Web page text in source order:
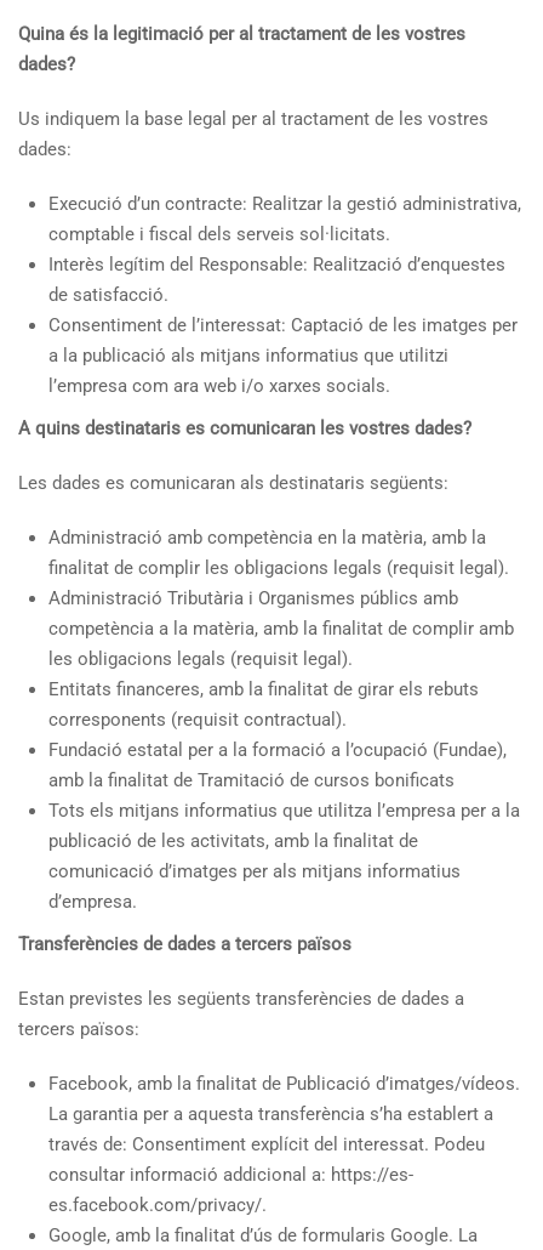
Quina és la legitimació per al tractament de les vostres
dades?
Us indiquem la base legal per al tractament de les vostres
dades:
Execució d’un contracte: Realitzar la gestió administrativa,
comptable i fiscal dels serveis sol·licitats.
Interès legítim del Responsable: Realització d’enquestes
de satisfacció.
Consentiment de l’interessat: Captació de les imatges per
a la publicació als mitjans informatius que utilitzi
l’empresa com ara web i/o xarxes socials.
A quins destinataris es comunicaran les vostres dades?
Les dades es comunicaran als destinataris següents:
Administració amb competència en la matèria, amb la
finalitat de complir les obligacions legals (requisit legal).
Administració Tributària i Organismes públics amb
competència a la matèria, amb la finalitat de complir amb
les obligacions legals (requisit legal).
Entitats financeres, amb la finalitat de girar els rebuts
corresponents (requisit contractual).
Fundació estatal per a la formació a l’ocupació (Fundae),
amb la finalitat de Tramitació de cursos bonificats
Tots els mitjans informatius que utilitza l’empresa per a la
publicació de les activitats, amb la finalitat de
comunicació d’imatges per als mitjans informatius
d’empresa.
Transferències de dades a tercers països
Estan previstes les següents transferències de dades a
tercers països:
Facebook, amb la finalitat de Publicació d’imatges/vídeos.
La garantia per a aquesta transferència s’ha establert a
través de: Consentiment explícit del interessat. Podeu
consultar informació addicional a: https://es-
es.facebook.com/privacy/.
Google, amb la finalitat d’ús de formularis Google. La